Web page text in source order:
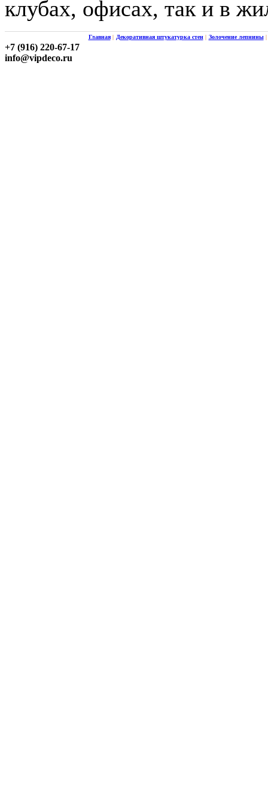
клубах, офисах, так и в
Главная | Декоративная штукатурка стен | Золочение лепнины |
+7 (916) 220-67-17
info@vipdeco.ru